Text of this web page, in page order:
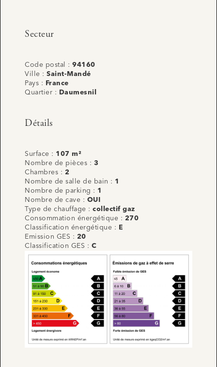
Secteur
Code postal : 94160
Ville : Saint-Mandé
Pays :
France
Quartier :
Daumesnil
Détails
Surface : 107 m²
Nombre de pièces : 3
Chambres : 2
Nombre de salle de bain : 1
Nombre de parking : 1
Nombre de cave : OUI
Type de chauffage : collectif gaz
Consommation énergétique : 270
Classification énergétique :
E
Emission GES : 20
Classification GES : C